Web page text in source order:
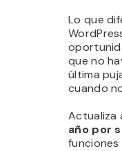
Lo que
que no
última
cuando
Actualiza
año por
funciones